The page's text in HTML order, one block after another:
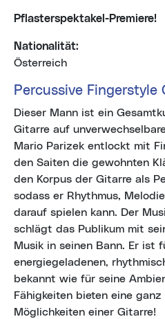
Pflasterspektakel-Premiere!
Nationalität:
Österreich
Percussive Fingerstyle
Dieser Mann ist ein
Gitarre auf
Mario Parizek entlockt mit
den Saiten die gewohnten
den Korpus der Gitarre als
sodass er Rhythmus,
darauf spielen kann. Der
schlägt das Publikum mit
Musik in seinen Bann. Er ist
energiegeladenen,
bekannt wie für seine
Fähigkeiten bieten eine
Möglichkeiten einer Gitarre!